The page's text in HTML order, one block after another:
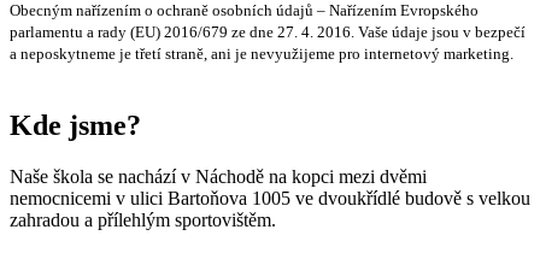
Obecným nařízením o ochraně osobních údajů – Nařízením Evropského
parlamentu a rady (EU) 2016/679 ze dne 27. 4. 2016. Vaše údaje jsou v bezpečí
a neposkytneme je třetí straně, ani je nevyužijeme pro internetový marketing.
Kde jsme?
Naše škola se nachází v Náchodě na kopci mezi dvěmi
nemocnicemi v ulici Bartoňova 1005 ve dvoukřídlé budově s velkou
zahradou a přílehlým sportovištěm.